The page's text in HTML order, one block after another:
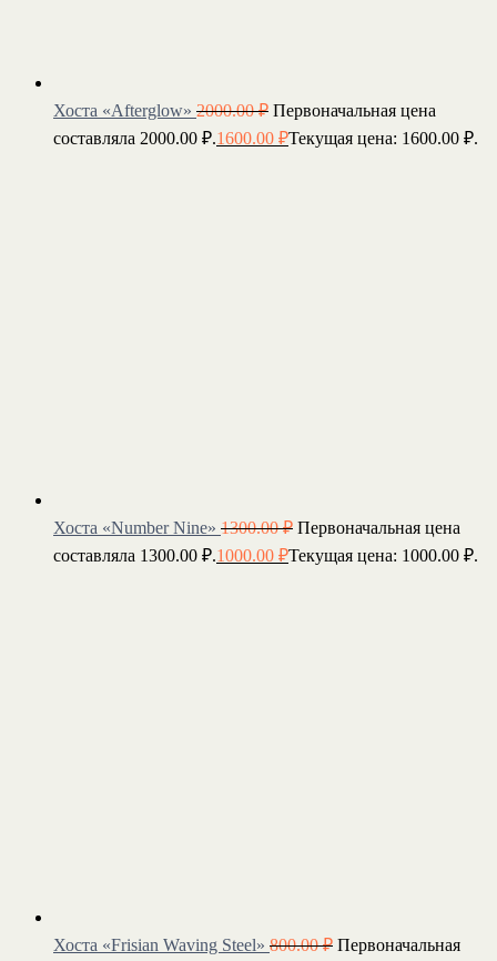
Хоста «Afterglow» 2000.00₽ Первоначальная цена
составляла 2000.00 ₽.1600.00 ₽Текущая цена: 1600.00 ₽.
Хоста «Number Nine» 1300.00₽ Первоначальная цена
составляла 1300.00 ₽.1000.00 ₽Текущая цена: 1000.00 ₽.
Хоста «Frisian Waving Steel» 800.00₽ Первоначальная